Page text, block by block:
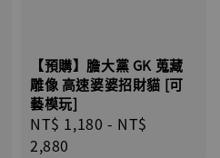
【預購】膽大黨 GK 蒐藏
雕像 高速婆婆招財貓 [可
藝模玩]
Regular
price
NT$ 1,180 - NT$
2,880